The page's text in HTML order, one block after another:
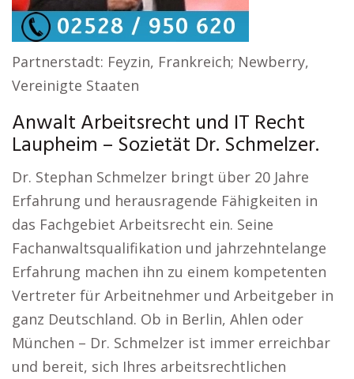
Partnerstadt: Feyzin, Frankreich; Newberry,
Vereinigte Staaten
Anwalt Arbeitsrecht und IT Recht
Laupheim – Sozietät Dr. Schmelzer.
Dr. Stephan Schmelzer bringt über 20 Jahre
Erfahrung und herausragende Fähigkeiten in
das Fachgebiet Arbeitsrecht ein. Seine
Fachanwaltsqualifikation und jahrzehntelange
Erfahrung machen ihn zu einem kompetenten
Vertreter für Arbeitnehmer und Arbeitgeber in
ganz Deutschland. Ob in Berlin, Ahlen oder
München – Dr. Schmelzer ist immer erreichbar
und bereit, sich Ihres arbeitsrechtlichen